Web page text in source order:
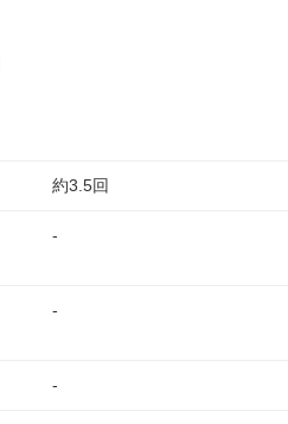
約3.5回
-
-
-